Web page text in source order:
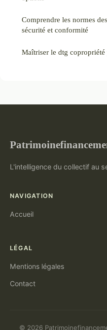
Comprendre les normes
sécurité et conformité
Maîtriser le dtg
L'intelligence du collectif au
NAVIGATION
Accueil
LÉGAL
Mentions légales
Contact
© 2026